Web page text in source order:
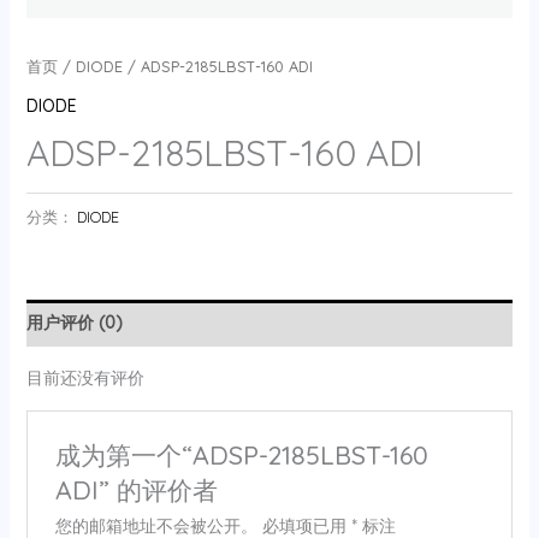
首页/ DIODE/ ADSP-2185LBST-160 ADI
DIODE
ADSP-2185LBST-160 ADI
分类： DIODE
用户评价 (0)
目前还没有评价
成为第一个“ADSP-2185LBST-160
ADI” 的评价者
您的邮箱地址不会被公开。 必填项已用 *标注